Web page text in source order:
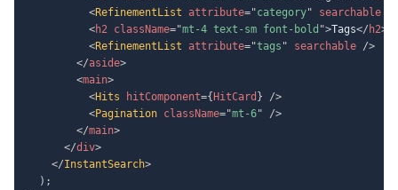
<RefinementList attribute="category" searchable
<h2 className="mt-4 text-sm font-bold ">Tags</ h2>
<RefinementList attribute="tags " searchable />
</aside>
<main>
<Hits hitComponent={ HitCard }
/>
<Pagination className="mt-6"
/>
</main>
</div>
</InstantSearch>
) ;